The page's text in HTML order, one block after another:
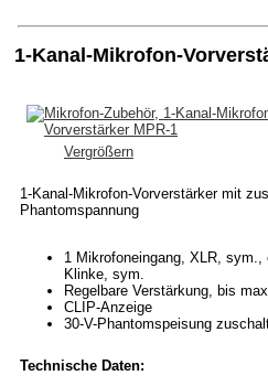
1-Kanal-Mikrofon-
Vergrößern
1-Kanal-Mikrofon-Vorverstärker mit
Phantomspannung
1 Mikrofoneingang, XLR, sym.,
Klinke, sym.
Regelbare Verstärkung, bis
CLIP-Anzeige
30-V-Phantomspeisung
Technische Daten: